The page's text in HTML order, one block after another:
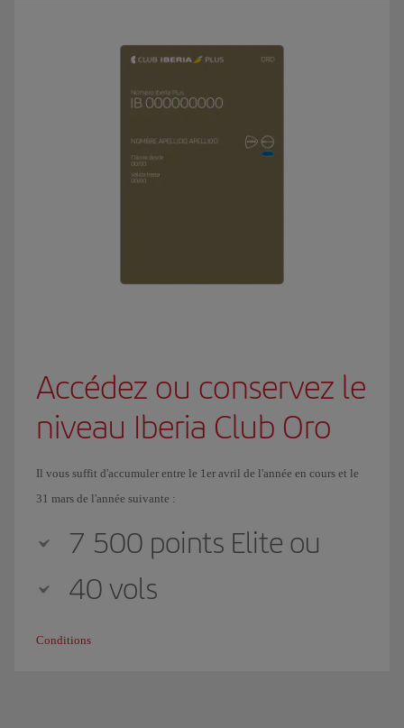
Accédez ou conservez le
niveau Iberia Club Oro
Il vous suffit d'accumuler entre le 1er avril de l'année en cours et le
31 mars de l'année suivante :
7 500 points Elite ou
40 vols
Conditions